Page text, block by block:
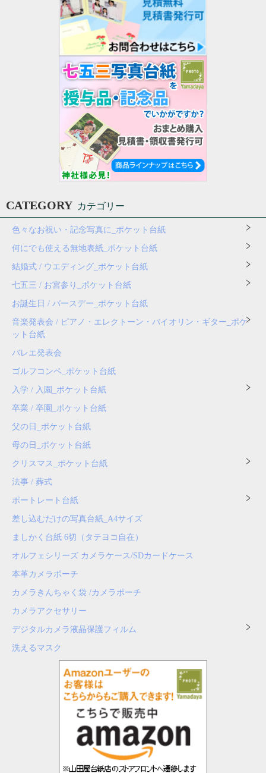
CATEGORY カテゴリー
色々なお祝い・記念写真に_ポケット台紙
何にでも使える無地表紙_ポケット台紙
結婚式 / ウエディング_ポケット台紙
七五三 / お宮参り_ポケット台紙
お誕生日 / バースデー_ポケット台紙
音楽発表会 / ピアノ・エレクトーン・バイオリン・ギター_ポケ
ット台紙
バレエ発表会
ゴルフコンペ_ポケット台紙
入学 / 入園_ポケット台紙
卒業 / 卒園_ポケット台紙
父の日_ポケット台紙
母の日_ポケット台紙
クリスマス_ポケット台紙
法事 / 葬式
ポートレート台紙
差し込むだけの写真台紙_A4サイズ
ましかく台紙 6切（タテヨコ自在）
オルフェシリーズ カメラケース/SDカードケース
本革カメラポーチ
カメラきんちゃく袋 /カメラポーチ
カメラアクセサリー
デジタルカメラ液晶保護フィルム
洗えるマスク